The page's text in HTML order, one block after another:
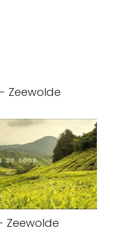
- Zeewolde
Zeewolde